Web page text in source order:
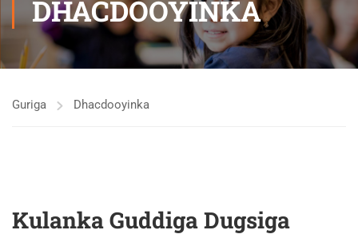
DHACDOOYINKA
Guriga Dhacdooyinka
Kulanka Guddiga Dugsiga